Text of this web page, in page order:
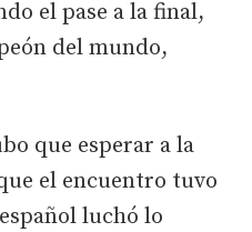
el pase a la final,
del mundo,
que esperar a la
el encuentro tuvo
luchó lo